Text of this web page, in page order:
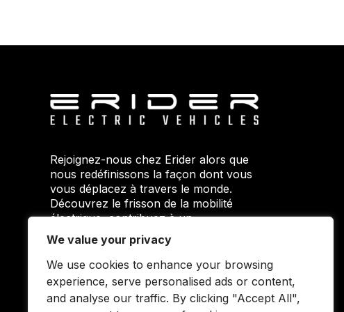
We value your privacy
We use cookies to enhance your browsing
experience, serve personalised ads or content,
and analyse our traffic. By clicking "Accept All",
Rejoignez-nous chez Erider alors que
nous redéfinissons la façon dont vous
vous déplacez à travers le monde.
Découvrez le frisson de la mobilité
électrique, contribuez à un
environnement plus propre et faites
partie d'un mouvement qui envisage
un avenir plus intelligent et plus vert.
Votre voyage commence ici avec
Erider.